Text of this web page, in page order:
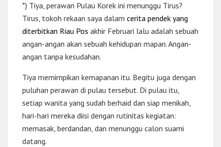
*) Tiya, perawan Pulau Korek ini menunggu Tirus?
Tirus, tokoh rekaan saya dalam cerita pendek yang
diterbitkan Riau Pos akhir Februari lalu adalah sebuah
angan-angan akan sebuah kehidupan mapan. Angan-
angan tanpa kesudahan.
Tiya memimpikan kemapanan itu. Begitu juga dengan
puluhan perawan di pulau tersebut. Di pulau itu,
setiap wanita yang sudah berhaid dan siap menikah,
hari-hari mereka diisi dengan rutinitas kegiatan:
memasak, berdandan, dan menunggu calon suami
datang.